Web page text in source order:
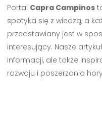
Portal Capra Campinos
spotyka się z wiedzą, a
przedstawiany jest w
interesujący. Nasze
informacji, ale także
rozwoju i poszerzania